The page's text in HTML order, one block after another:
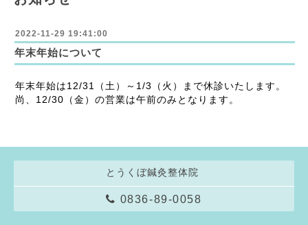
2022-11-29 19:41:00
年末年始について
年末年始は12/31（土）～1/3（火）まで休診いたします。
尚、12/30（金）の営業は午前のみとなります。
とうくぼ鍼灸整体院
0836-89-0058